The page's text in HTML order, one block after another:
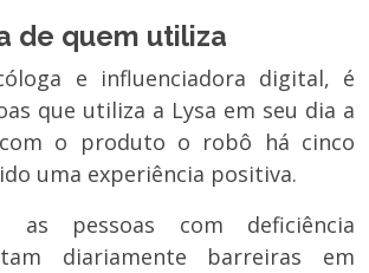
de quem utiliza
e influenciadora digital, é
que utiliza a Lysa em seu dia a
o produto o robô há cinco
uma experiência positiva.
as pessoas com deficiência
diariamente barreiras em